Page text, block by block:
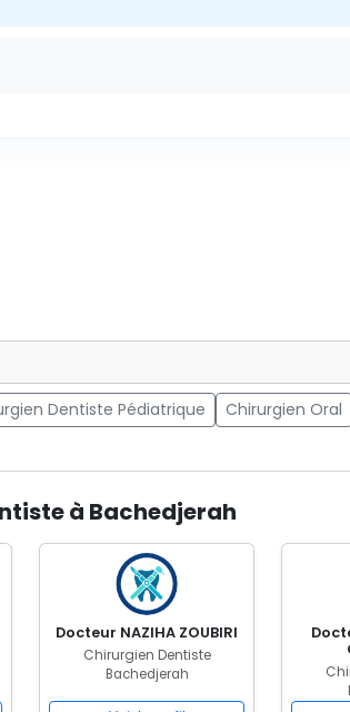
Dentiste Pédiatrique Chirurgien Oral
à Bachedjerah
Docteur NAZIHA ZOUBIRI
Chirurgien Dentiste
Bachedjerah